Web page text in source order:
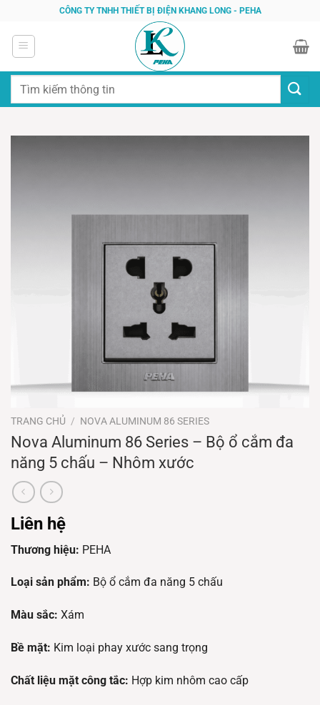
dung
CÔNG TY TNHH THIẾT BỊ ĐIỆN KHANG LONG - PEHA
Tìm
TRANG CHỦ / NOVA ALUMINUM 86 SERIES
Nova Aluminum 86 Series – Bộ ổ cắm đa
năng 5 chấu – Nhôm xước
Liên hệ
Thương hiệu: PEHA
Loại sản phẩm: Bộ ổ cắm đa năng 5 chấu
Màu sắc: Xám
Bề mặt: Kim loại phay xước sang trọng
Chất liệu mặt công tắc: Hợp kim nhôm cao cấp